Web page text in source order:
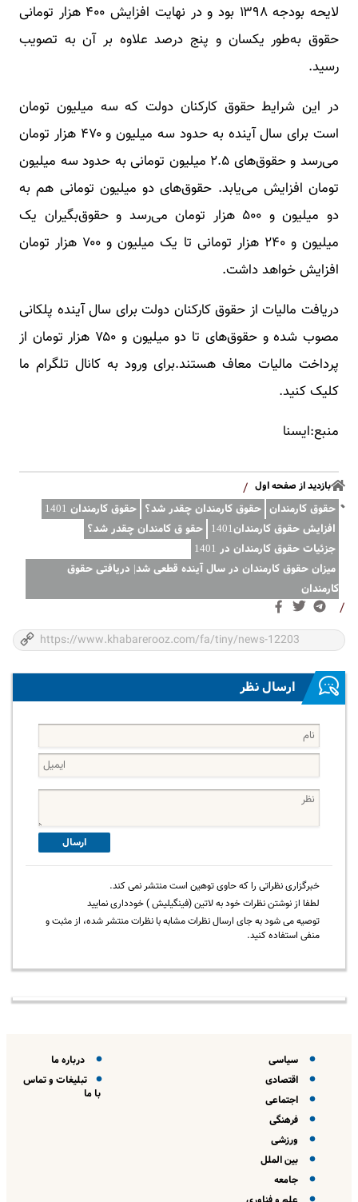
لایحه بودجه ۱۳۹۸ بود و در نهایت افزایش ۴۰۰ هزار تومانی
حقوق به‌طور یکسان و پنج درصد علاوه بر آن به تصویب
رسید.
در این شرایط حقوق کارکنان دولت که سه میلیون تومان
است برای سال آینده به حدود سه میلیون و ۴۷۰ هزار تومان
می‌رسد و حقوق‌های ۲.۵ میلیون تومانی به حدود سه میلیون
تومان افزایش می‌یابد. حقوق‌های دو میلیون تومانی هم به
دو میلیون و ۵۰۰ هزار تومان می‌رسد و حقوق‌بگیران یک
میلیون و ۲۴۰ هزار تومانی تا یک میلیون و ۷۰۰ هزار تومان
افزایش خواهد داشت.
دریافت مالیات از حقوق کارکنان دولت برای سال آینده پلکانی
مصوب شده و حقوق‌های تا دو میلیون و ۷۵۰ هزار تومان از
پرداخت مالیات معاف هستند.برای ورود به کانال تلگرام ما
کلیک کنید.
منبع:ایسنا
بازدید از صفحه اول /
حقوق کارمندان حقوق کارمندان چقدر شد؟ حقوق کارمندان 1401
افزایش حقوق کارمندان1401
حقو ق کامندان چقدر شد؟
جزئیات حقوق کارمندان در 1401
میزان حقوق کارمندان در سال آینده قطعی شد| دریافتی حقوق
کارمندان
/
ارسال نظر
ارسال
خبرگزاری نظراتی را که حاوی توهین است منتشر نمی کند.
لطفا از نوشتن نظرات خود به لاتین (فینگیلیش ) خودداری نمایید
توصیه می شود به جای ارسال نظرات مشابه با نظرات منتشر شده، از مثبت و
منفی استفاده کنید.
سیاسی
اقتصادی
اجتماعی
فرهنگی
ورزشی
بین الملل
جامعه
درباره ما
تبلیغات و تماس
با ما